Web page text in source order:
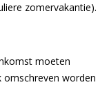
zomervakantie).
moeten
omschreven worden